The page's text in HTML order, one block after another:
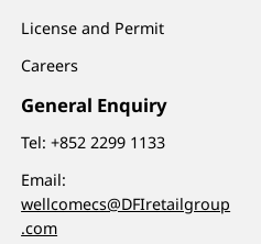
License and Permit
Careers
General Enquiry
Tel:+852 2299 1133
Email:
wellcomecs@DFIretailgroup
.com